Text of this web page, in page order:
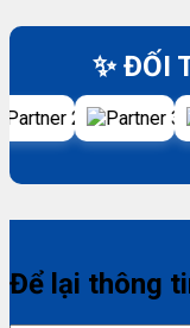
✨ ĐỐI
Để lại thông